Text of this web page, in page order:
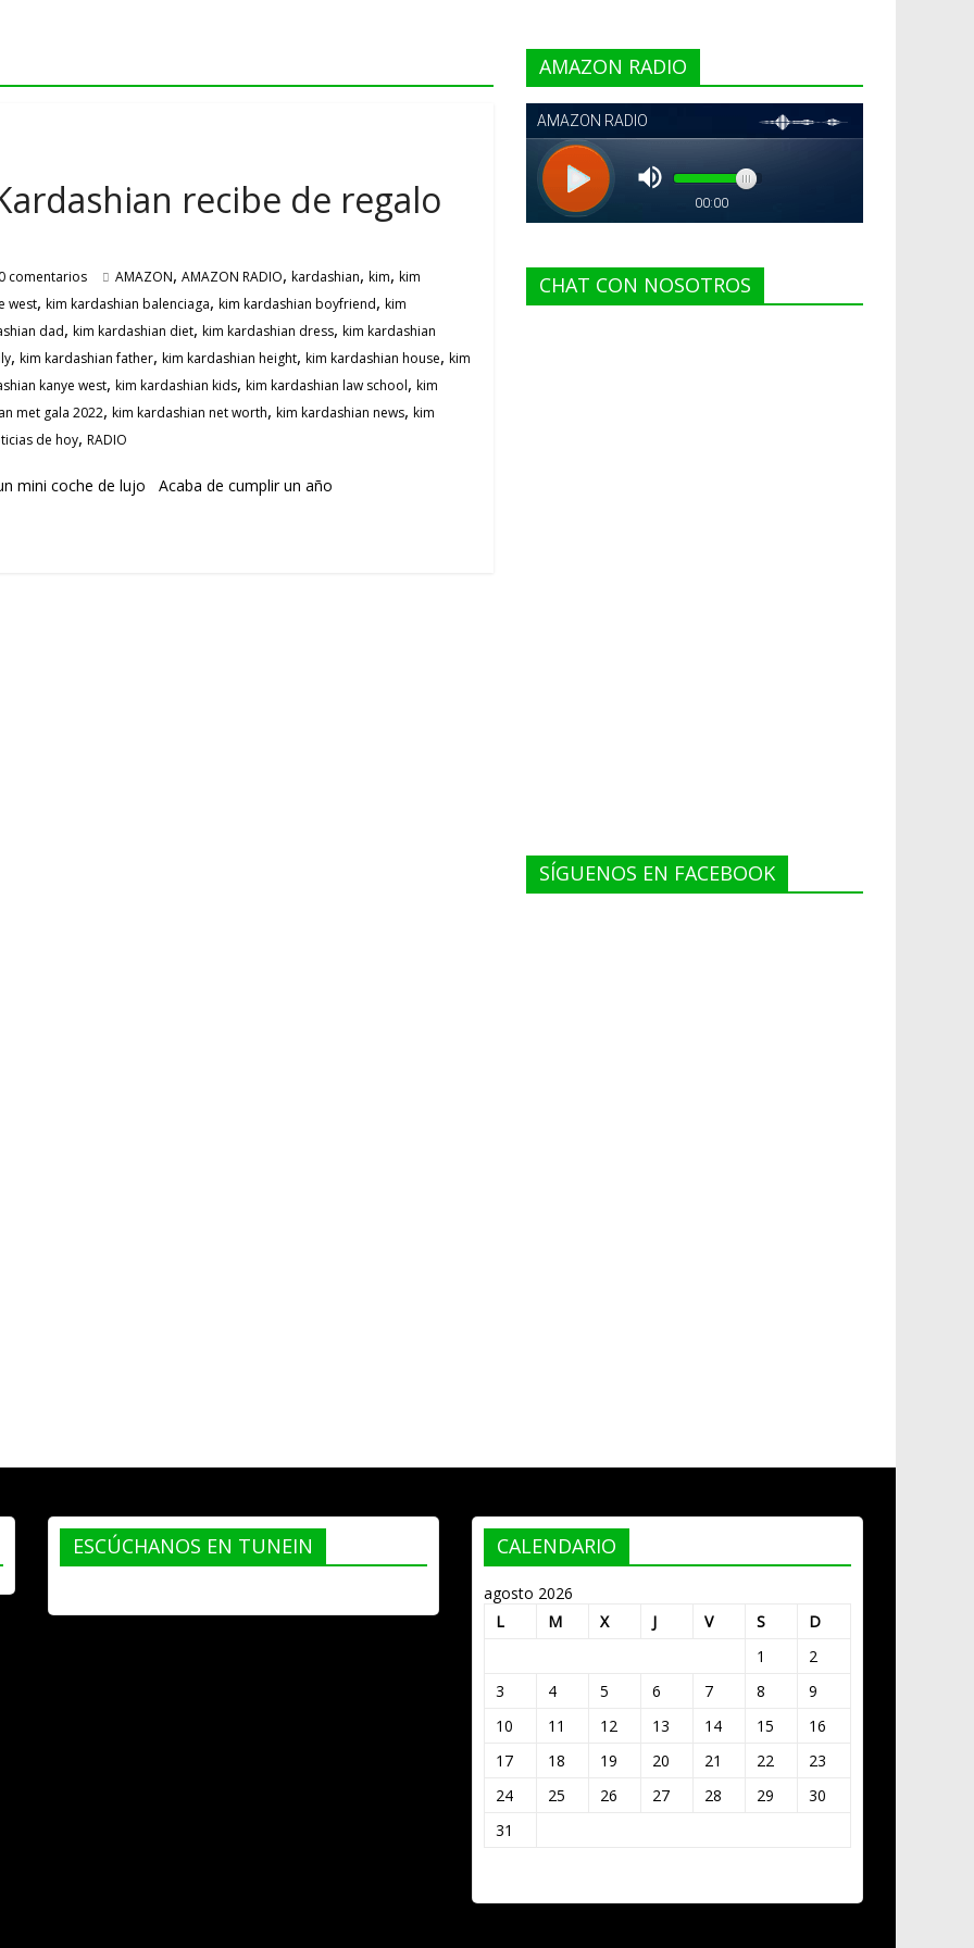
recibe de regalo
0 comentarios AMAZON, AMAZON RADIO, kardashian, kim, kim
west, kim kardashian balenciaga, kim kardashian boyfriend, kim
dad, kim kardashian diet, kim kardashian dress, kim kardashian
, kim kardashian father, kim kardashian height, kim kardashian house, kim
kanye west, kim kardashian kids, kim kardashian law school, kim
met gala 2022, kim kardashian net worth, kim kardashian news, kim
de hoy, RADIO
mini coche de lujo Acaba de cumplir un año
AMAZON RADIO
CHAT CON NOSOTROS
SÍGUENOS EN FACEBOOK
ESCÚCHANOS EN TUNEIN CALENDARIO
agosto 2026
L
M X J V S
D
1
2
3
4 5 6 7 8
9
10
11 12 13 14 15
16
17
18 19 20 21 22
23
24
25 26 27 28 29
30
31